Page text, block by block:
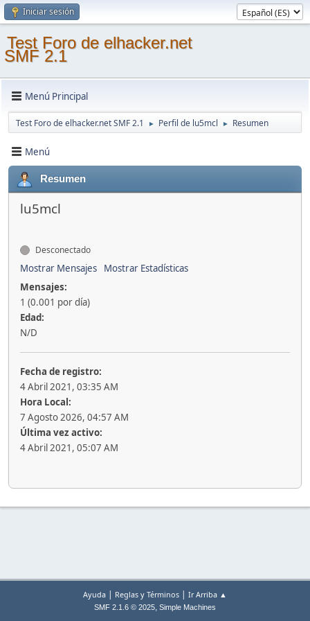
Iniciar sesión
Test Foro de elhacker.net
SMF 2.1
Menú Principal
Test Foro de elhacker.net SMF 2.1 ► Perfil de lu5mcl ► Resumen
Menú
Resumen
lu5mcl
Desconectado
Mostrar Mensajes
Mostrar Estadísticas
Mensajes:
1 (0.001 por día)
Edad:
N/D
Fecha de registro:
4 Abril 2021, 03:35 AM
Hora Local:
7 Agosto 2026, 04:57 AM
Última vez activo:
4 Abril 2021, 05:07 AM
Ayuda | Reglas y Términos | Ir Arriba ▲
SMF 2.1.6 © 2025, Simple Machines